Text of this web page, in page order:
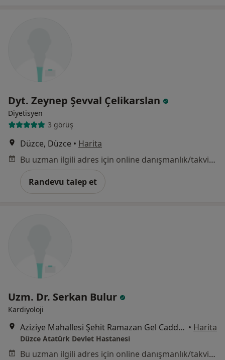
Dyt. Zeynep Şevval Çelikarslan
Diyetisyen
3 görüş
Düzce, Düzce • Harita
Bu uzman ilgili adres için online danışmanlık/takvim sunmuyor.
Randevu talep et
Uzm. Dr. Serkan Bulur
Kardiyoloji
Aziziye Mahallesi Şehit Ramazan Gel Caddesi No:7, Düzce • Harita
Düzce Atatürk Devlet Hastanesi
Bu uzman ilgili adres için online danışmanlık/takvim sunmuyor.